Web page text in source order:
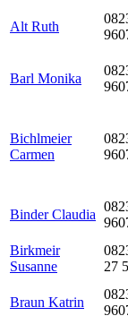
Alt Ruth
Barl Monika
Bichlmeier
Carmen
Binder Claudia
Birkmeir
Susanne
27
Braun Katrin